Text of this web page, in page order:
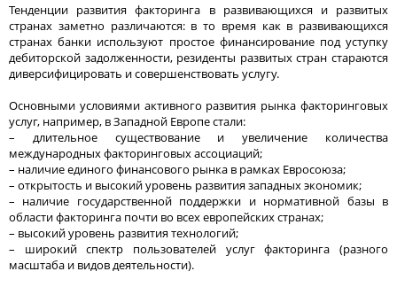
Тенденции развития факторинга в развивающихся и развитых
странах заметно различаются: в то время как в развивающихся
странах банки используют простое финансирование под уступку
дебиторской задолженности, резиденты развитых стран стараются
диверсифицировать и совершенствовать услугу.
Основными условиями активного развития рынка факторинговых
услуг, например, в Западной Европе стали:
– длительное существование и увеличение количества
международных факторинговых ассоциаций;
– наличие единого финансового рынка в рамках Евросоюза;
– открытость и высокий уровень развития западных экономик;
– наличие государственной поддержки и нормативной базы в
области факторинга почти во всех европейских странах;
– высокий уровень развития технологий;
– широкий спектр пользователей услуг факторинга (разного
масштаба и видов деятельности).